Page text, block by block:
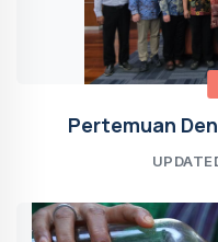
Pertemuan